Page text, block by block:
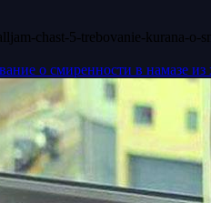
chast-5-trebovanie-kurana-o-
о смиренности в намазе из